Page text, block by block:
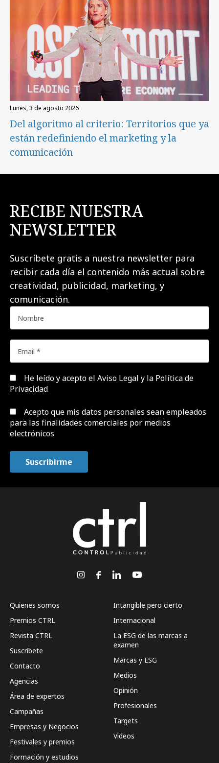
lunes, 3 de agosto 2026
Del algoritmo al criterio: Territorios que ya
están redefiniendo el marketing y la
comunicación
RECIBE NUESTRA
NEWSLETTER
Suscríbete gratis a nuestra newsletter para
recibir cada día el contenido más actual sobre
creatividad, publicidad, marketing, y
comunicación.
He leído y acepto el Aviso Legal y la Política de
Privacidad
Acepto que mis datos personales sean empleados
para las finalidades comerciales por medios
electrónicos
Quienes somos
Premios CTRL
Revista CTRL
Suscríbete
Contacto
Agencias
Área de expertos
Campañas
Empresas y Negocios
Festivales y premios
Formación y estudios
Intangible pero cierto
Internacional
La ESG de las marcas a
examen
Marcas y ESG
Medios
Opinión
Profesionales
Targets
Videos